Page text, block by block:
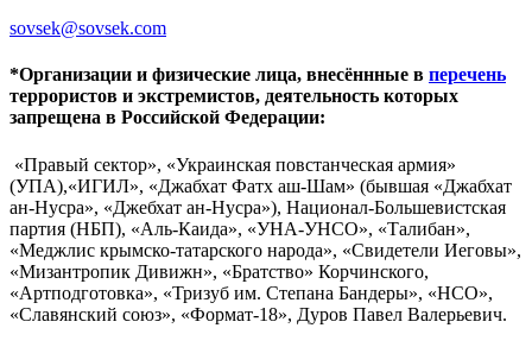
sovsek@sovsek.com
*Организации и физические лица, внесённные в перечень
террористов и экстремистов, деятельность которых
запрещена в Российской Федерации:
«Правый сектор», «Украинская повстанческая армия»
(УПА),«ИГИЛ», «Джабхат Фатх аш-Шам» (бывшая «Джабхат
ан-Нусра», «Джебхат ан-Нусра»), Национал-Большевистская
партия (НБП), «Аль-Каида», «УНА-УНСО», «Талибан»,
«Меджлис крымско-татарского народа», «Свидетели Иеговы»,
«Мизантропик Дивижн», «Братство» Корчинского,
«Артподготовка», «Тризуб им. Степана Бандеры», «НСО»,
«Славянский союз», «Формат-18», Дуров Павел Валерьевич.